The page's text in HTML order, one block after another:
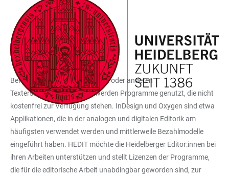
LINKS
ZUR
BARRIEREFREIHEIT
ZUM
HAUPTINHALT
HAUPTNAVIGATION
ÖFFNEN
WEBSEITENSUCHE
ÖFFNEN
LIZENZEN
Bei der Erstellung von Editionen oder anderen
Texterschließungsarbeiten werden Programme genutzt, die nicht
kostenfrei zur Verfügung stehen. InDesign und Oxygen sind etwa
Applikationen, die in der analogen und digitalen Editorik am
häufigsten verwendet werden und mittlerweile Bezahlmodelle
eingeführt haben. HEDIT möchte die Heidelberger Editor:innen bei
ihren Arbeiten unterstützen und stellt Lizenzen der Programme,
die für die editorische Arbeit unabdingbar geworden sind, zur